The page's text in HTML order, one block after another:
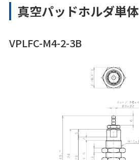
真空パッドホルダ単体
VPLFC-M4-2-3B